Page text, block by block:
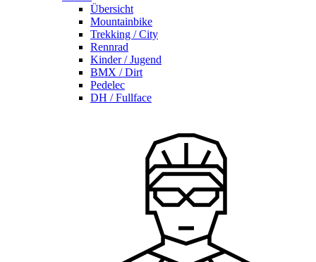
Übersicht
Mountainbike
Trekking / City
Rennrad
Kinder / Jugend
BMX / Dirt
Pedelec
DH / Fullface